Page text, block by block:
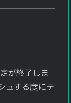
が終了しま
ュする度にテ